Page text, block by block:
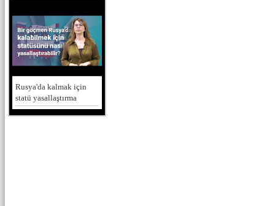
Rusya'da kalmak için
statü yasallaştırma